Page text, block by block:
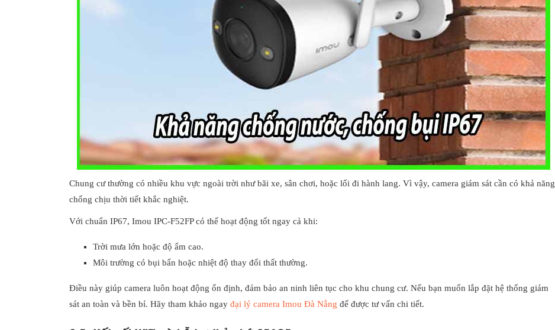
Chung cư thường có nhiều khu vực ngoài trời như bãi xe, sân chơi, hoặc lối đi hành lang. Vì vậy, camera giám sát cần có khả năng
chống chịu thời tiết khắc nghiệt.
Với chuẩn IP67, Imou IPC-F52FP có thể hoạt động tốt ngay cả khi:
Trời mưa lớn hoặc độ ẩm cao.
Môi trường có bụi bẩn hoặc nhiệt độ thay đổi thất thường.
Điều này giúp camera luôn hoạt động ổn định, đảm bảo an ninh liên tục cho khu chung cư. Nếu bạn muốn lắp đặt hệ thống giám
sát an toàn và bền bỉ. Hãy tham khảo ngay đại lý camera Imou Đà Nẵng để được tư vấn chi tiết.